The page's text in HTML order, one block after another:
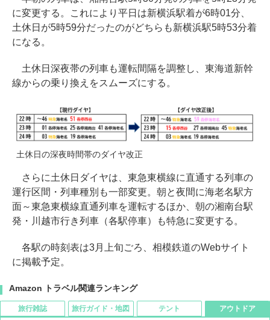
に変更する。これにより平日は新横浜駅着が6時01分、
土休日が5時59分だったのがどちらも新横浜駅5時53分着
になる。
土休日深夜帯の列車も運転間隔を調整し、東海道新幹
線からの乗り換えをスムーズにする。
土休日の深夜時間帯のダイヤ改正
さらに土休日ダイヤは、東急東横線に直通する列車の
運行区間・列車種別も一部変更。朝と夜間に海老名駅方
面～東急東横線直通列車を運転するほか、朝の湘南台駅
発・川越市行き列車（各駅停車）も特急に変更する。
各駅の時刻表は3月上旬ごろ、相模鉄道のWebサイト
に掲載予定。
Amazon トラベル関連ランキング
旅行雑誌 旅行ガイド・地図 テント アウトドア